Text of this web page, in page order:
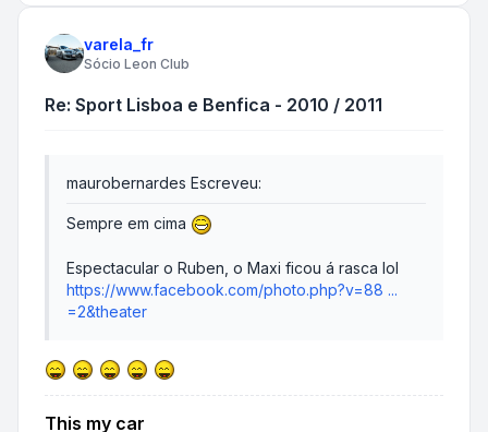
varela_fr
Sócio Leon Club
Re: Sport Lisboa e Benfica - 2010 / 2011
maurobernardes Escreveu:
Sempre em cima
Espectacular o Ruben, o Maxi ficou á rasca lol
https://www.facebook.com/photo.php?v=88 ...
=2&theater
This my car